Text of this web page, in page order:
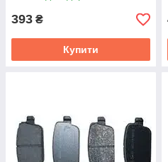
393 ₴
Купити